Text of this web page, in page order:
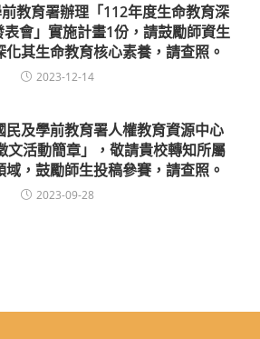
教育署辦理「112年度生命教育深
會」實施計畫1份，請鼓勵師資生
其生命教育核心素養，請查照。
2023-12-14
民及學前教育署人權教育資源中心
文活動簡章」，敬請貴校轉知所屬
，鼓勵師生投稿參賽，請查照。
2023-09-28